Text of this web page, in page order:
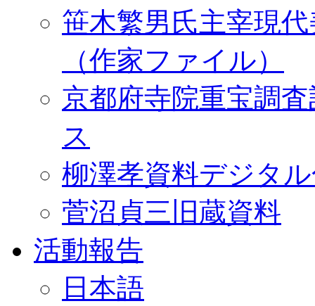
笹木繁男氏主宰現
（作家ファイル）
京都府寺院重宝調
ス
柳澤孝資料デジタ
菅沼貞三旧蔵資料
活動報告
日本語